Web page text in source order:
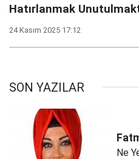
Hatırlanmak
24 Kasım 2025 17:12
SON YAZILAR
Ne